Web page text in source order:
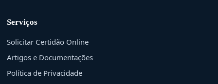
Serviços
Solicitar Certidão Online
Artigos e Documentações
Política de Privacidade